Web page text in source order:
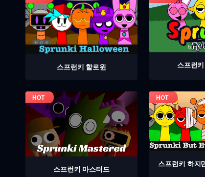
스프런키 할로윈 스프런
스프런키 마스터드
스프런키 하지